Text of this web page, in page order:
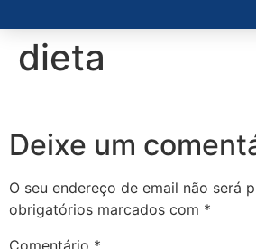
dieta
Deixe um
O seu endereço de email não será
obrigatórios marcados com *